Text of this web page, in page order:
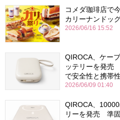
コメダ珈琲店で
カリーナンドッ
2026/06/16 15:52
QIROCA、ケー
ッテリーを発売
で安全性と携帯
2026/06/09 01:40
QIROCA、
リーを発売 準